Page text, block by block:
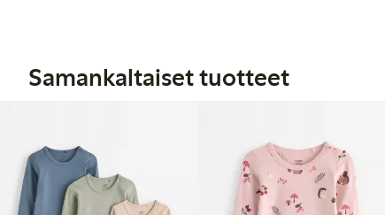
Samankaltaiset tuotteet